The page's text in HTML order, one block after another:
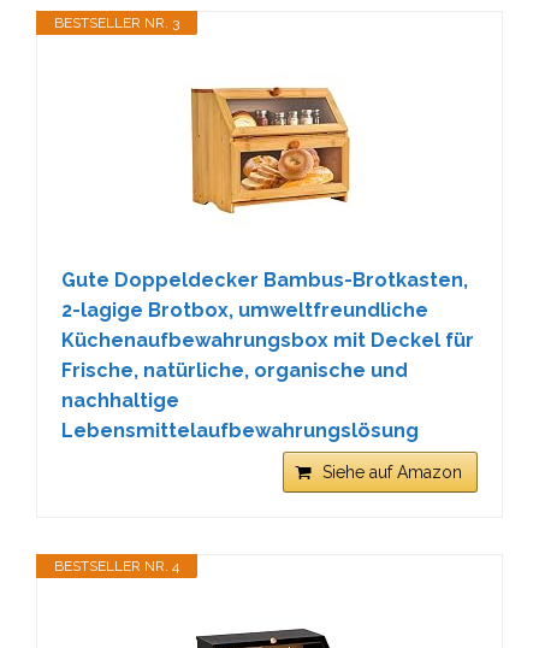
BESTSELLER NR. 3
Gute Doppeldecker Bambus-Brotkasten,
2-lagige Brotbox, umweltfreundliche
Küchenaufbewahrungsbox mit Deckel für
Frische, natürliche, organische und
nachhaltige
Lebensmittelaufbewahrungslösung
Siehe auf Amazon
BESTSELLER NR. 4